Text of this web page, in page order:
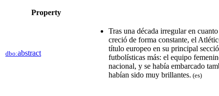
Property
dbo:abstract
Tras una década irregular en
creció de forma constante, el
título europeo en su principal
futbolísticas más: el equipo
nacional, y se había embarcado
habían sido muy brillantes. (es)